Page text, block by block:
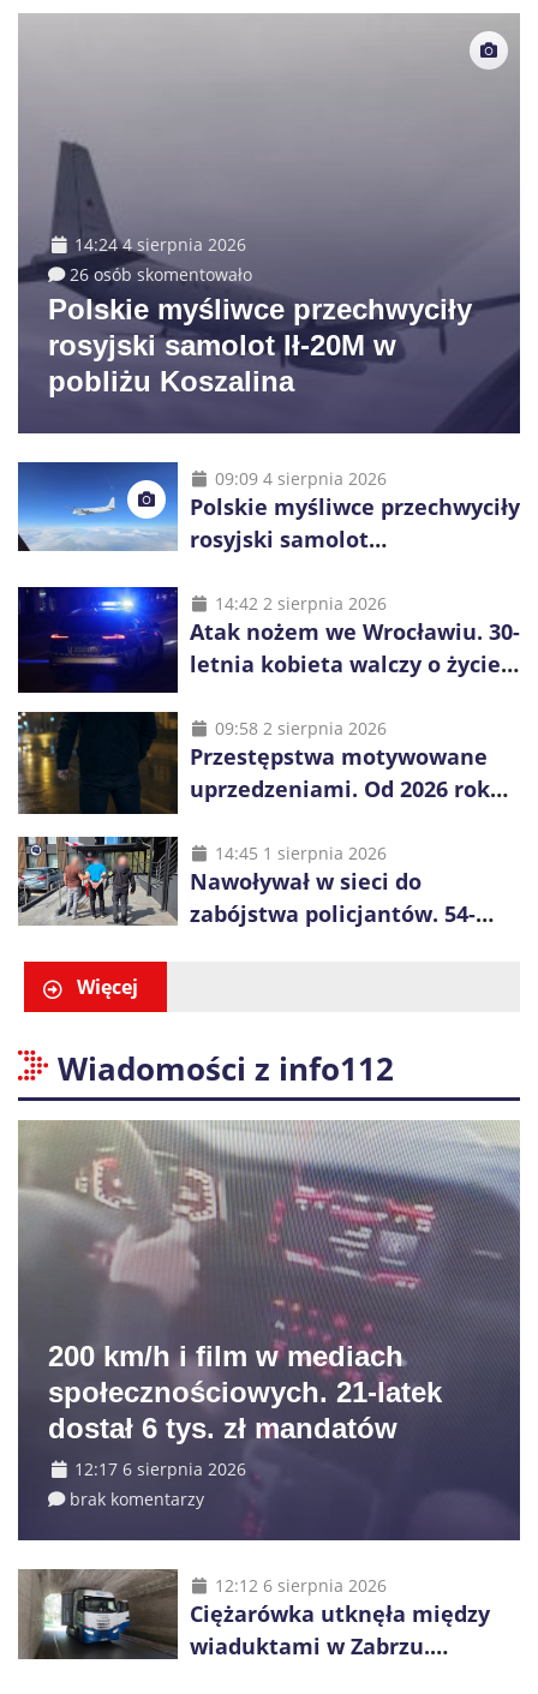
14:24 4 sierpnia 2026
26 osób skomentowało
Polskie myśliwce przechwyciły
rosyjski samolot Ił-20M w
pobliżu Koszalina
09:09 4 sierpnia 2026
Polskie myśliwce przechwyciły
rosyjski samolot
14:42 2 sierpnia 2026
Atak nożem we Wrocławiu. 30-
letnia kobieta walczy o życie,
obywatela Ukrainy
09:58 2 sierpnia 2026
Przestępstwa motywowane
uprzedzeniami. Od 2026 roku
liczenia danych
14:45 1 sierpnia 2026
Nawoływał w sieci do
zabójstwa policjantów. 54-
Więcej
Wiadomości z info112
200 km/h i film w mediach
społecznościowych. 21-latek
dostał 6 tys. zł mandatów
12:17 6 sierpnia 2026
brak komentarzy
12:12 6 sierpnia 2026
Ciężarówka utknęła między
wiaduktami w Zabrzu.